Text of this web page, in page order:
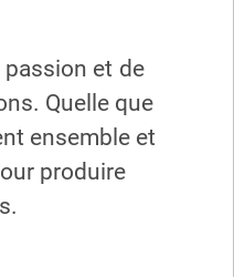
et de
Quelle que
ensemble et
produire